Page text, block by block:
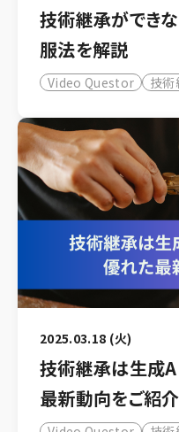
技術継承ができ
服法を解説
Video Questor 技術
2025.03.18 (火)
技術継承は生成
最新動向をご紹介